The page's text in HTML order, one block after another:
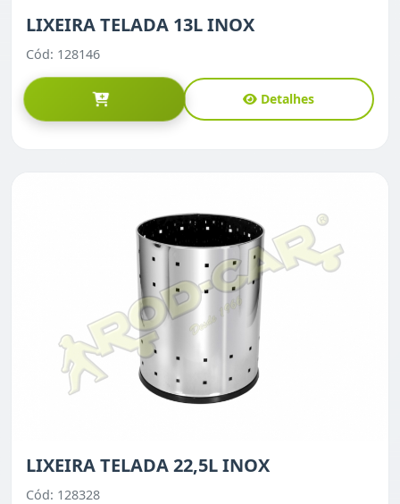
LIXEIRA TELADA 13L INOX
Cód: 128146
Detalhes
LIXEIRA TELADA 22,5L INOX
Cód: 128328